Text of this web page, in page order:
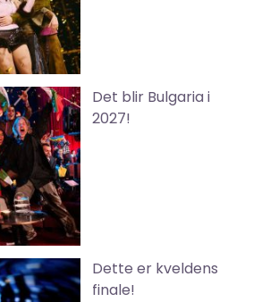
Det blir Bulgaria i
2027!
Dette er kveldens
finale!